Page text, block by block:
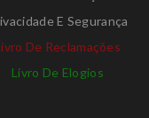
E Segurança
De Reclamações
Livro De Elogios